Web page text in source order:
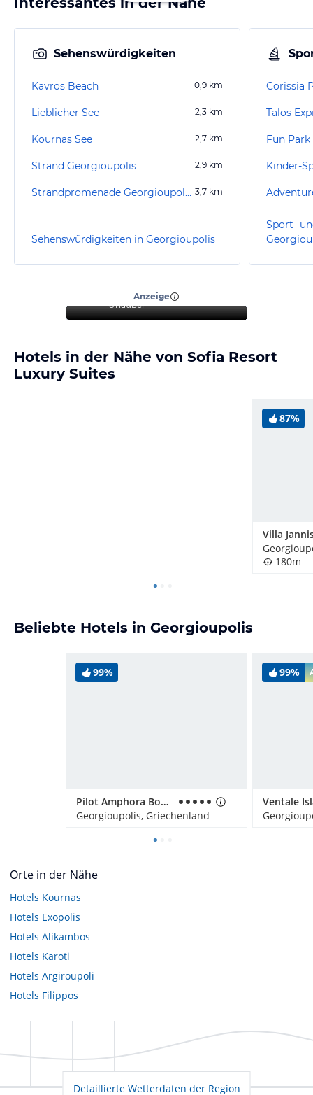
Sehenswürdigkeiten
Kavros Beach 0,9 km
Lieblicher See 2,3 km
Kournas See 2,7 km
Strand Georgioupolis 2,9 km
Strandpromenade Georgioupolis 3,7 km
Sehenswürdigkeiten in Georgioupolis
Corissia
Talos
Fun Park
Kinder-
Sport-
Anzeige
“Tolle Aussicht und
Urlauber
Hotels in der Nähe von Sofia Resort
Luxury Suites
87%
Villa
180m
Beliebte Hotels in Georgioupolis
99%
Pilot Amphora Boutique Hotel
Georgioupolis, Griechenland
99%
Orte in der Nähe
Hotels Kournas
Hotels Exopolis
Hotels Alikambos
Hotels Karoti
Hotels Argiroupoli
Hotels Filippos
Detaillierte Wetterdaten der Region